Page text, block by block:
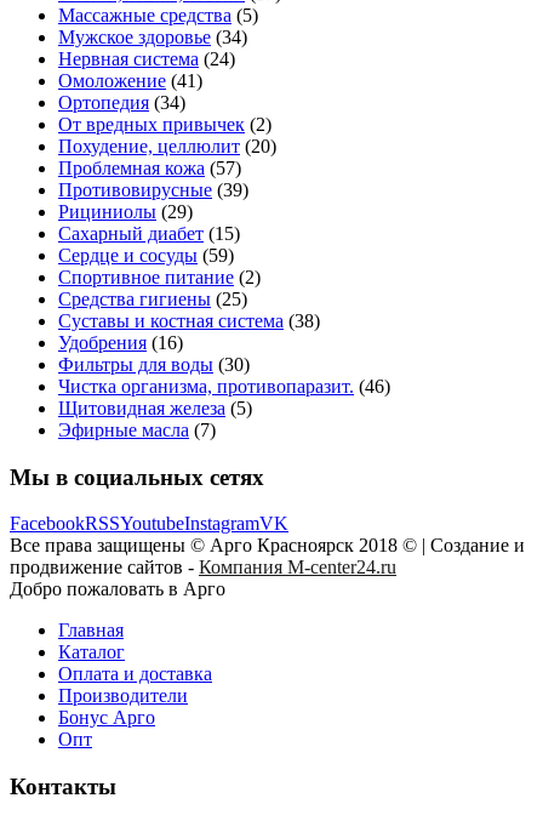
Массажные средства (5)
Мужское здоровье (34)
Нервная система (24)
Омоложение (41)
Ортопедия (34)
От вредных привычек (2)
Похудение, целлюлит (20)
Проблемная кожа (57)
Противовирусные (39)
Рициниолы (29)
Сахарный диабет (15)
Сердце и сосуды (59)
Спортивное питание (2)
Средства гигиены (25)
Суставы и костная система (38)
Удобрения (16)
Фильтры для воды (30)
Чистка организма, противопаразит. (46)
Щитовидная железа (5)
Эфирные масла (7)
Мы в социальных сетях
FacebookRSSYoutubeInstagramVK
Все права защищены © Арго Красноярск 2018 © | Создание и
продвижение сайтов - Компания M-center24.ru
Добро пожаловать в Арго
Главная
Каталог
Оплата и доставка
Производители
Бонус Арго
Опт
Контакты